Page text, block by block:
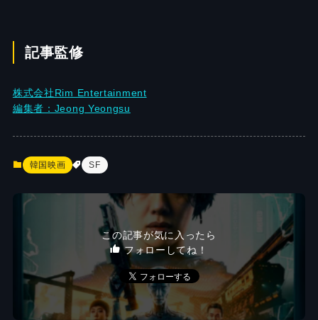
記事監修
株式会社Rim Entertainment
編集者：Jeong Yeongsu
韓国映画 SF
この記事が気に入ったら
フォローしてね！